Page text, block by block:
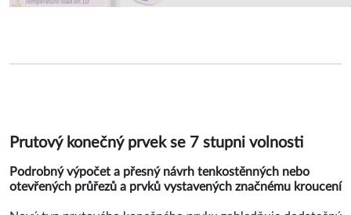
Prutový konečný prvek se 7 stupni volnosti
Podrobný výpočet a přesný návrh tenkostěnných nebo
otevřených průřezů a prvků vystavených značnému kroucení